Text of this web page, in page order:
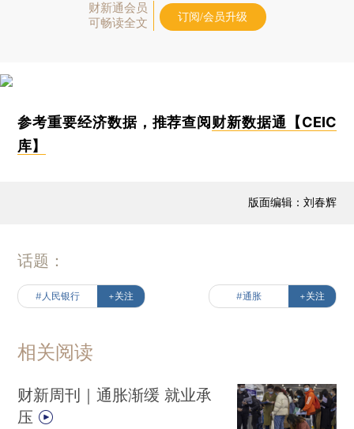
财新通会员
可畅读全文
订阅/会员升级
参考重要经济数据，推荐查阅 财新数据通【CEIC
库】
版面编辑：刘春辉
话题：
#人民银行 +关注 #通胀 +关注
相关阅读
财新周刊｜通胀渐缓 就业承
压